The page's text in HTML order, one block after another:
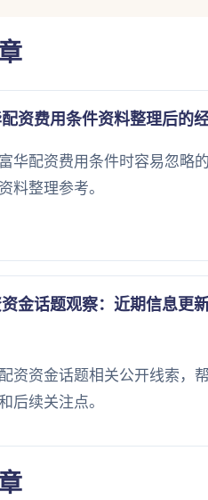
资费用条件资料整理后的
华配资费用条件时容易忽略
料整理参考。
金话题观察：近期信息更
资资金话题相关公开线索，
后续关注点。